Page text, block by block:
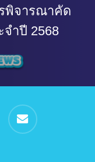
พิจารณาคัด
ำปี 2568
email